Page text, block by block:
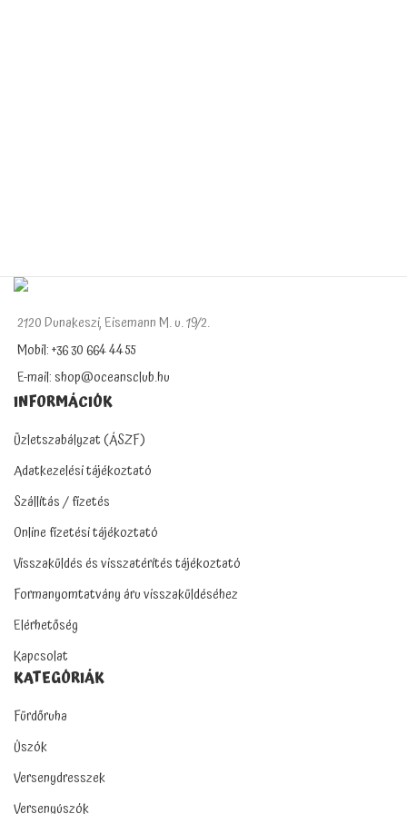
2120 Dunakeszi, Eisemann M. u. 19/2.
Mobil: +36 30 664 4455
E-mail: shop@oceansclub.hu
INFORMÁCIÓK
Üzletszabályzat (ÁSZF)
Adatkezelési tájékoztató
Szállítás / fizetés
Online fizetési tájékoztató
Visszaküldés és visszatérítés tájékoztató
Formanyomtatvány áru visszaküldéséhez
Elérhetőség
Kapcsolat
KATEGÓRIÁK
Fürdőruha
Úszók
Versenydresszek
Versenyúszók